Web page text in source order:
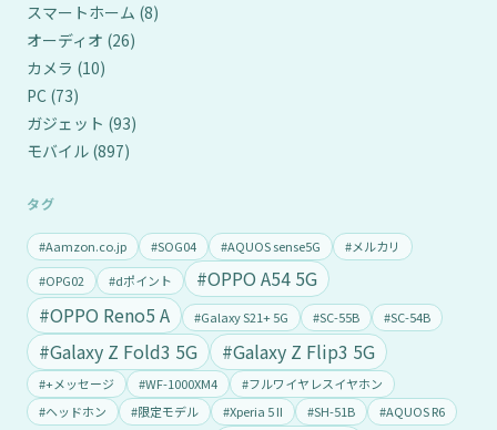
スマートホーム (8)
オーディオ (26)
カメラ (10)
PC (73)
ガジェット (93)
モバイル (897)
タグ
#Aamzon.co.jp #SOG04 #AQUOS sense5G
#メルカリ
#OPG02
#dポイント
#OPPO A54 5G
#OPPO Reno5 A
#Galaxy S21+ 5G #SC-55B #SC-54B
#Galaxy Z Fold3 5G #Galaxy Z Flip3 5G
#+メッセージ #WF-1000XM4
#フルワイヤレスイヤホン
#ヘッドホン
#限定モデル #Xperia 5 II #SH-51B #AQUOS R6